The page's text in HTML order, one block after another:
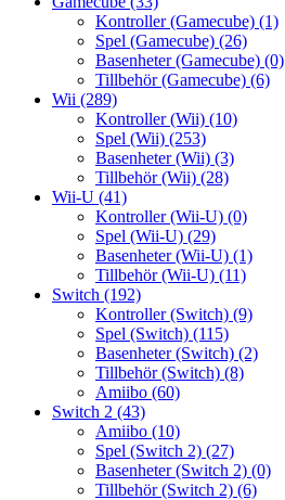
Kontroller (Gamecube) (1)
Spel (Gamecube) (26)
Basenheter (Gamecube) (0)
Tillbehör (Gamecube) (6)
Wii (289)
Kontroller (Wii) (10)
Spel (Wii) (253)
Basenheter (Wii) (3)
Tillbehör (Wii) (28)
Wii-U (41)
Kontroller (Wii-U) (0)
Spel (Wii-U) (29)
Basenheter (Wii-U) (1)
Tillbehör (Wii-U) (11)
Switch (192)
Kontroller (Switch) (9)
Spel (Switch) (115)
Basenheter (Switch) (2)
Tillbehör (Switch) (8)
Amiibo (60)
Switch 2 (43)
Amiibo (10)
Spel (Switch 2) (27)
Basenheter (Switch 2) (0)
Tillbehör (Switch 2) (6)